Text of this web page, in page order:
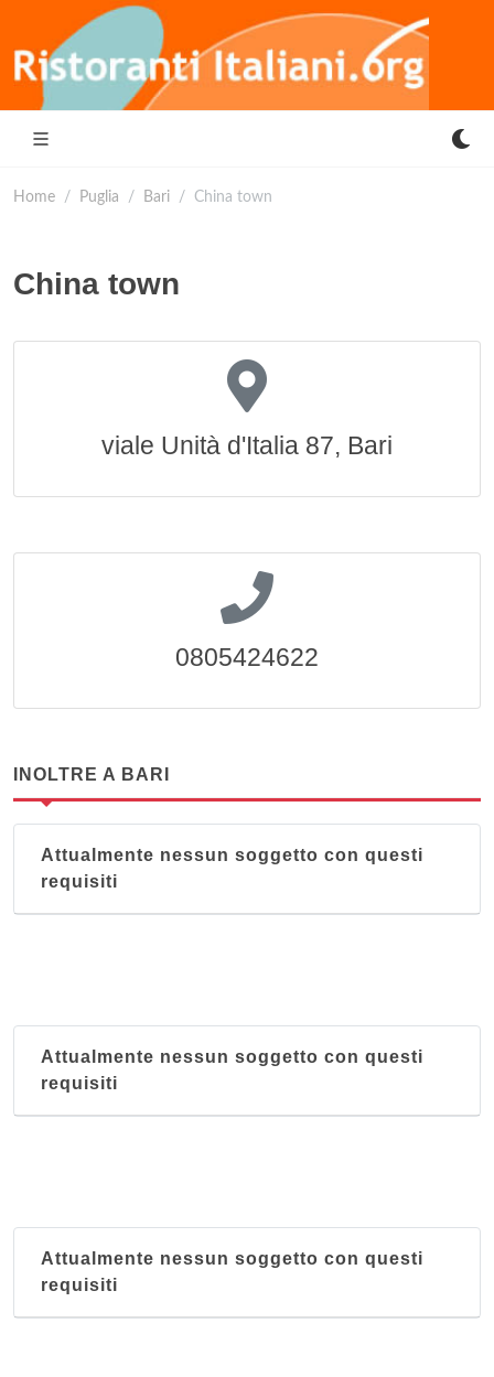
Home Puglia Bari China town
China town
viale Unità d'Italia 87, Bari
0805424622
INOLTRE A BARI
Attualmente nessun soggetto con questi
requisiti
Attualmente nessun soggetto con questi
requisiti
Attualmente nessun soggetto con questi
requisiti